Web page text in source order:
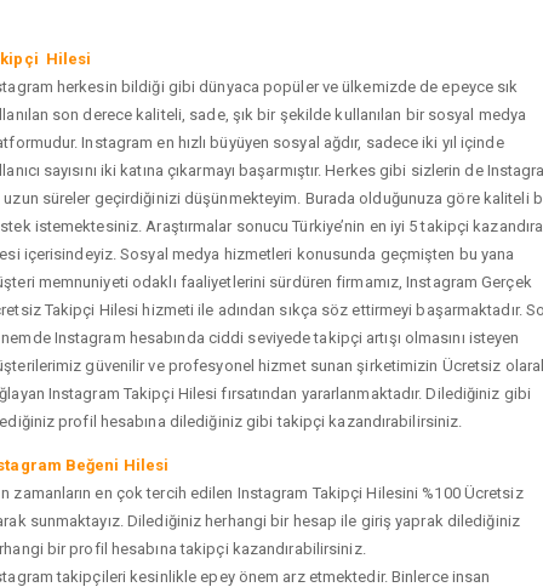
Hilesi
herkesin bildiği gibi dünyaca popüler ve ülkemizde de epeyce sık
son derece kaliteli, sade, şık bir şekilde kullanılan bir sosyal medya
Instagram en hızlı büyüyen sosyal ağdır, sadece iki yıl içinde
sayısını iki katına çıkarmayı başarmıştır. Herkes gibi sizlerin de
uzun süreler geçirdiğinizi düşünmekteyim. Burada olduğunuza göre kaliteli
istemektesiniz. Araştırmalar sonucu Türkiye’nin en iyi 5 takipçi
içerisindeyiz. Sosyal medya hizmetleri konusunda geçmişten bu yana
memnuniyeti odaklı faaliyetlerini sürdüren firmamız, Instagram Gerçek
Takipçi Hilesi hizmeti ile adından sıkça söz ettirmeyi başarmaktadır.
Instagram hesabında ciddi seviyede takipçi artışı olmasını isteyen
güvenilir ve profesyonel hizmet sunan şirketimizin Ücretsiz
Instagram Takipçi Hilesi fırsatından yararlanmaktadır. Dilediğiniz gibi
profil hesabına dilediğiniz gibi takipçi kazandırabilirsiniz.
Beğeni Hilesi
zamanların en çok tercih edilen Instagram Takipçi Hilesini %100 Ücretsiz
sunmaktayız. Dilediğiniz herhangi bir hesap ile giriş yaprak dilediğiniz
bir profil hesabına takipçi kazandırabilirsiniz.
takipçileri kesinlikle epey önem arz etmektedir. Binlerce insan